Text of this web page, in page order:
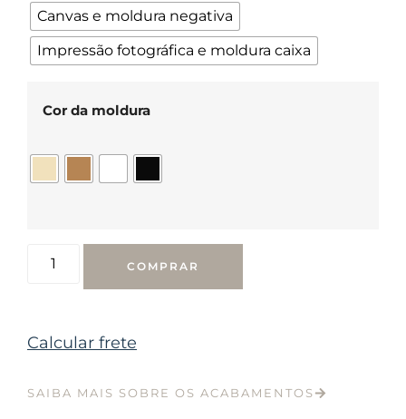
Canvas e moldura negativa
Impressão fotográfica e moldura caixa
Cor da moldura
COMPRAR
Calcular frete
SAIBA MAIS SOBRE OS ACABAMENTOS